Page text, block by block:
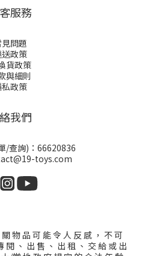
服務
見問題
政策
貨政策
與細則
私政策
我們
/查詢)：66620836
toys.com
關 物 品 可 能 令 人 反 感 ， 不 可
閱 、 出 售 、 出 租 、 交 給 或 出